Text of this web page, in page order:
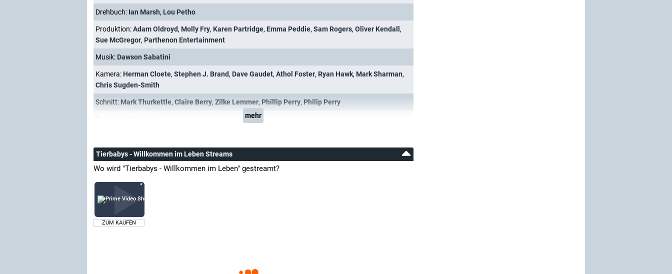
Drehbuch: Ian Marsh, Lou Petho
Produktion:Adam Oldroyd, Molly Fry, Karen Partridge, Emma Peddie, Sam Rogers, Oliver Kendall ,
Sue McGregor, Parthenon Entertainment
Musik: Dawson Sabatini
Kamera: Herman Cloete, Stephen J. Brand, Dave Gaudet, Athol Foster, Ryan Hawk, Mark Sharman,
Chris Sugden-Smith
Schnitt: Mark Thurkettle, Claire Berry, Zilke Lemmer, Phillip Perry, Philip Perry
mehr
Tierbabys - Willkommen im Leben Streams
Wo wird "Tierbabys - Willkommen im Leben" gestreamt?
ZUM KAUFEN